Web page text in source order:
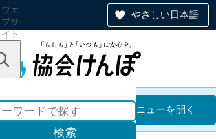
やさしい日本語
ウェ
ブサ
イト
のナ
ン
キーワードで探す
検索
鹿児島支部
メニューを開く